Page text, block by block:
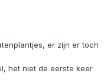
er zijn er toch
het niet de eerste keer